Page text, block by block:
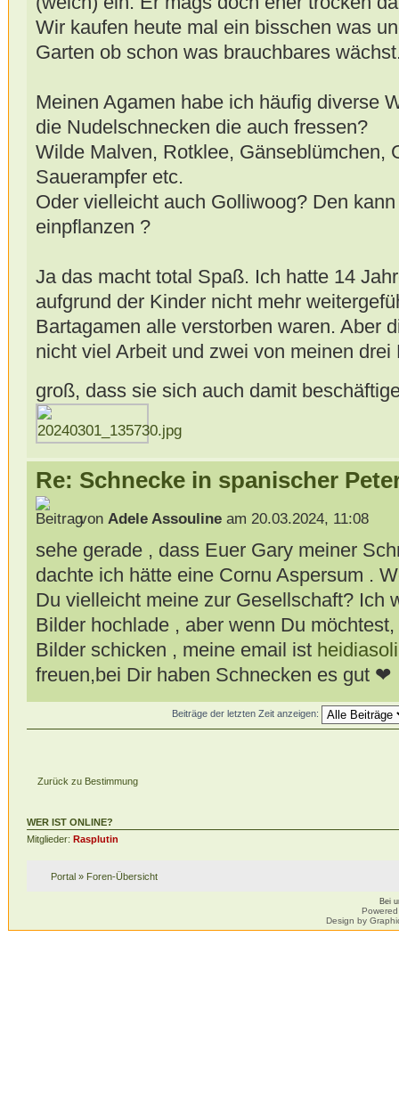
Wir kaufen heute mal ein bisschen was
Garten ob schon was brauchbares
Meinen Agamen habe ich häufig diverse
die Nudelschnecken die auch fressen?
Wilde Malven, Rotklee, Gänseblümchen,
Sauerampfer etc.
Oder vielleicht auch Golliwoog? Den
einpflanzen ?
Ja das macht total Spaß. Ich hatte 14
aufgrund der Kinder nicht mehr
Bartagamen alle verstorben waren. Aber
nicht viel Arbeit und zwei von meinen
groß, dass sie sich auch damit
Re: Schnecke in spanischer
von Adele Assoulineam 20.03.2024, 11:08
sehe gerade , dass Euer Gary meiner
dachte ich hätte eine Cornu Aspersum .
Du vielleicht meine zur Gesellschaft? Ich
Bilder hochlade , aber wenn Du
Bilder schicken , meine email ist
freuen,bei Dir haben Schnecken es gut ❤
Beiträge der letzten Zeit anzeigen:
Zurück zu Bestimmung
WER IST ONLINE?
Mitglieder: Rasplutin
Portal» Foren-Übersicht
Bei
Design by